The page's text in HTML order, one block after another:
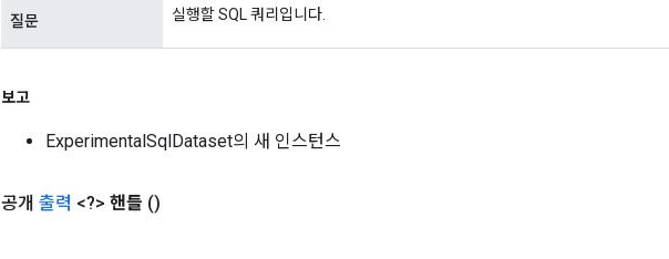
질문 실행할 SQL 쿼리입니다.
보고
ExperimentalSqlDataset의 새 인스턴스
공개 출력 <?> 핸들 ()